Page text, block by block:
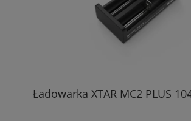
Ładowarka XTAR MC2 PLUS